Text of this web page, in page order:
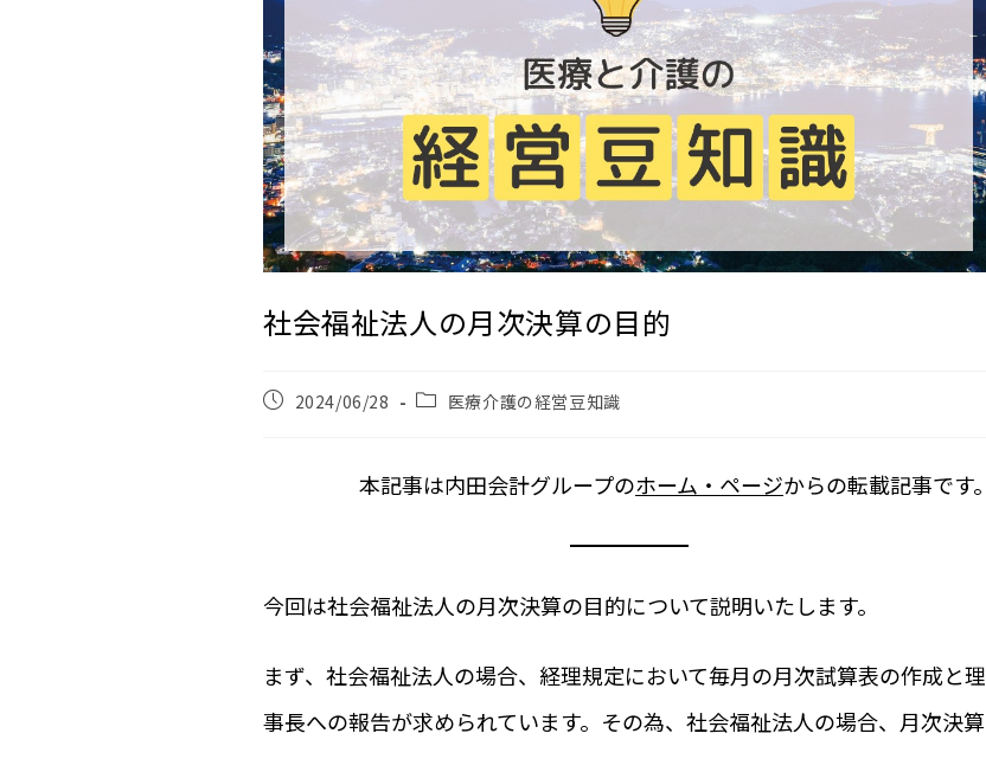
社会福祉法人の月次決算の目的
2024/06/28 医療介護の経営豆知識
本記事は内田会計グループのホーム・ページからの転載記事です。
今回は社会福祉法人の月次決算の目的について説明いたします。
まず、社会福祉法人の場合、経理規定において毎月の月次試算表の作成と理
事長への報告が求められています。その為、社会福祉法人の場合、月次決算